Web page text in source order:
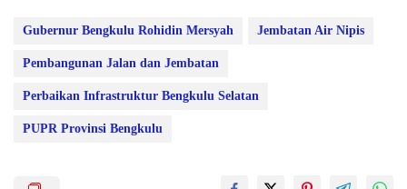
Gubernur Bengkulu Rohidin Mersyah Jembatan Air Nipis
Pembangunan Jalan dan Jembatan
Perbaikan Infrastruktur Bengkulu Selatan
PUPR Provinsi Bengkulu